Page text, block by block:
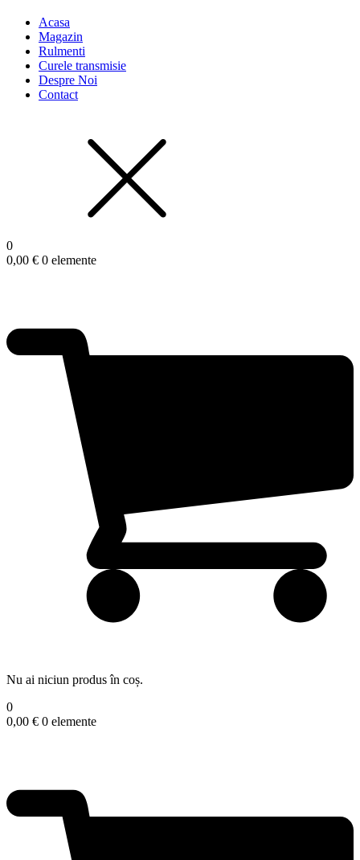
Acasa
Magazin
Rulmenti
Curele transmisie
Despre Noi
Contact
0
0,00 € 0 elemente
Nu ai niciun produs în coș.
0
0,00 € 0 elemente